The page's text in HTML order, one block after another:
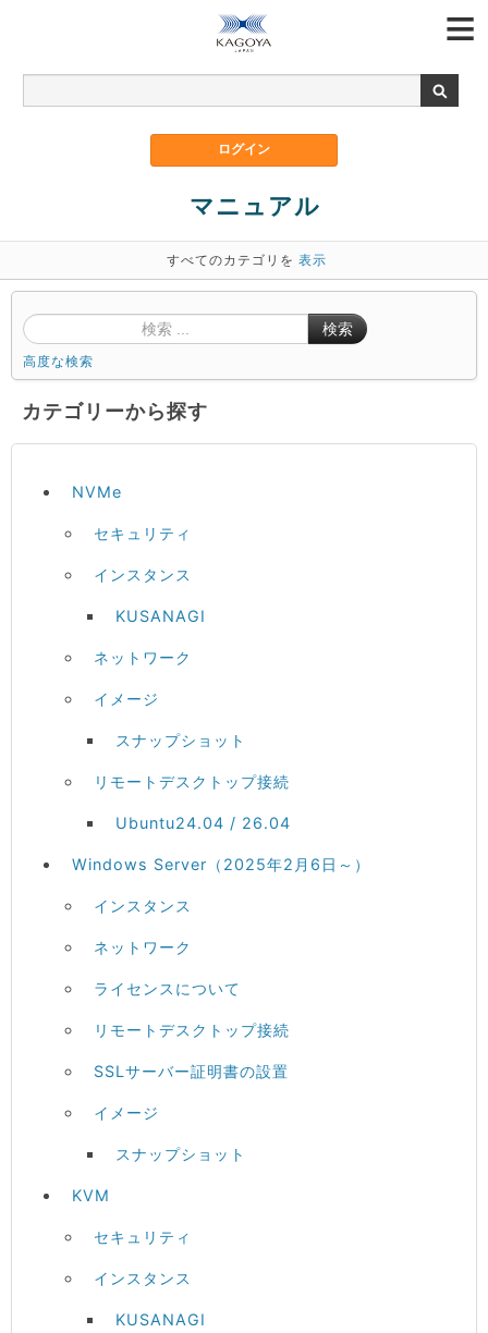
マニュアル
すべてのカテゴリを 表示
検索
高度な検索
カテゴリーから探す
NVMe
セキュリティ
インスタンス
KUSANAGI
ネットワーク
イメージ
スナップショット
リモートデスクトップ接続
Ubuntu24.04 / 26.04
Windows Server（2025年2月6日～）
インスタンス
ネットワーク
ライセンスについて
リモートデスクトップ接続
SSLサーバー証明書の設置
イメージ
スナップショット
KVM
セキュリティ
インスタンス
KUSANAGI